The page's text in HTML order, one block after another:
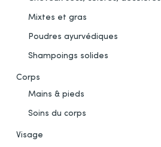
Mixtes et gras
Poudres ayurvédiques
Shampoings solides
Corps
Mains & pieds
Soins du corps
Visage